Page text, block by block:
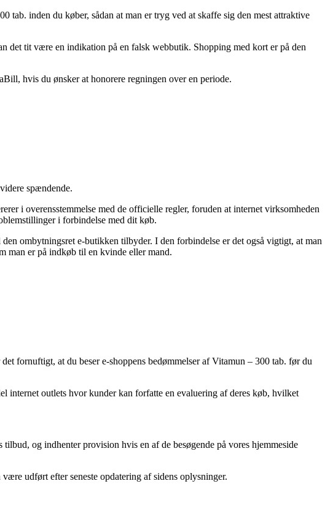
inden du køber, sådan at man er tryg ved at skaffe sig den mest attraktive
det tit være en indikation på en falsk webbutik. Shopping med kort er på den
hvis du ønsker at honorere regningen over en periode.
spændende.
i overensstemmelse med de officielle regler, foruden at internet virksomheden
i forbindelse med dit køb.
ombytningsret e-butikken tilbyder. I den forbindelse er det også vigtigt, at man
man er på indkøb til en kvinde eller mand.
fornuftigt, at du beser e-shoppens bedømmelser af Vitamun – 300 tab. før du
internet outlets hvor kunder kan forfatte en evaluering af deres køb, hvilket
og indhenter provision hvis en af de besøgende på vores hjemmeside
udført efter seneste opdatering af sidens oplysninger.